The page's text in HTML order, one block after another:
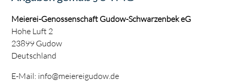
Meierei-Genossenschaft Gudow-Schwarzenbek eG
Hohe Luft 2
23899 Gudow
Deutschland
E-Mail: info@meiereigudow.de